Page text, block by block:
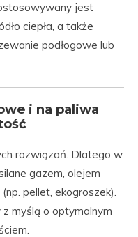
jest
ciepła, a także
podłogowe lub
i na paliwa
rozwiązań. Dlatego w
gazem, olejem
pellet, ekogroszek).
myślą o optymalnym